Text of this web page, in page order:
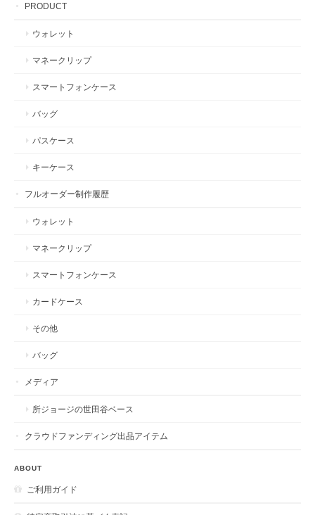
PRODUCT
ウォレット
マネークリップ
スマートフォンケース
バッグ
パスケース
キーケース
フルオーダー制作履歴
ウォレット
マネークリップ
スマートフォンケース
カードケース
その他
バッグ
メディア
所ジョージの世田谷ベース
クラウドファンディング出品アイテム
ABOUT
ご利用ガイド